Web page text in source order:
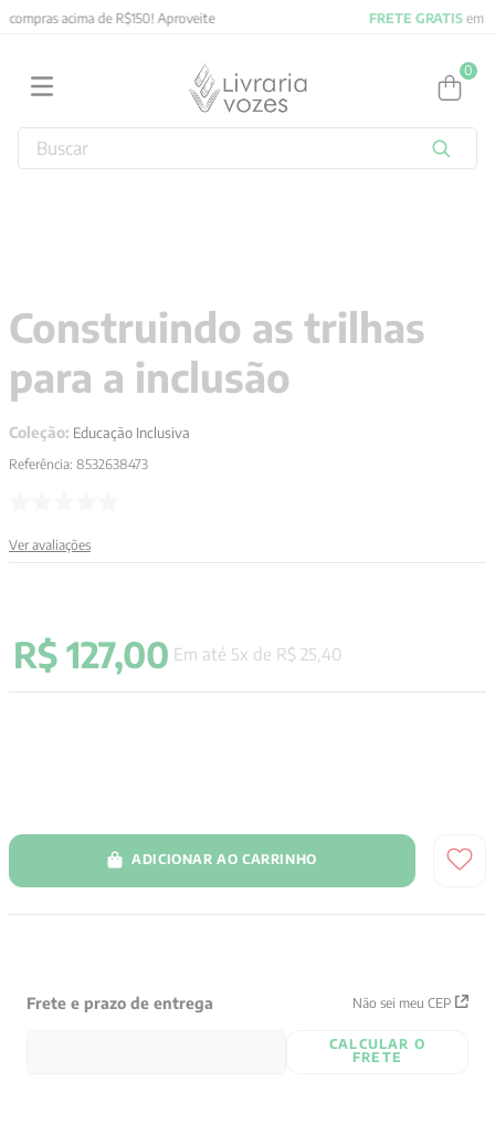
FRETE GRATISem compras acima de R$150! Aproveite
0
Buscar
Construindo as trilhas
para a inclusão
Coleção: Educação Inclusiva
Referência: 8532638473
Ver avaliações
R$ 127,00 Em até 5x de R$ 25 40
ADICIONAR AO CARRINHO
Frete e prazo de entrega Não sei meu CEP
CALCULAR O
FRETE
4 º jung
5º pré venda
7